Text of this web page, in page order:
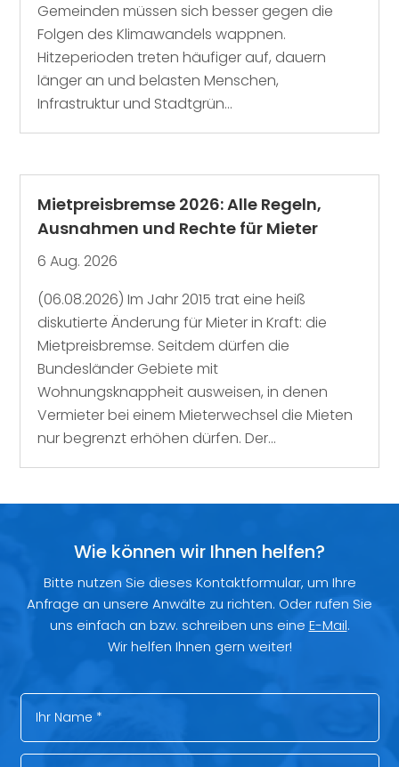
Gemeinden müssen sich besser gegen die
Folgen des Klimawandels wappnen.
Hitzeperioden treten häufiger auf, dauern
länger an und belasten Menschen,
Infrastruktur und Stadtgrün...
Mietpreisbremse 2026: Alle Regeln,
Ausnahmen und Rechte für Mieter
6 Aug. 2026
(06.08.2026) Im Jahr 2015 trat eine heiß
diskutierte Änderung für Mieter in Kraft: die
Mietpreisbremse. Seitdem dürfen die
Bundesländer Gebiete mit
Wohnungsknappheit ausweisen, in denen
Vermieter bei einem Mieterwechsel die Mieten
nur begrenzt erhöhen dürfen. Der...
Wie können wir Ihnen helfen?
Bitte nutzen Sie dieses Kontaktformular, um Ihre
Anfrage an unsere Anwälte zu richten. Oder rufen Sie
uns einfach an bzw. schreiben uns eine E-Mail.
Wir helfen Ihnen gern weiter!